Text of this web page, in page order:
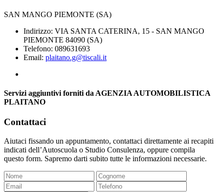
SAN MANGO PIEMONTE (SA)
Indirizzo: VIA SANTA CATERINA, 15 - SAN MANGO
PIEMONTE 84090 (SA)
Telefono: 089631693
Email: plaitano.g@tiscali.it
Servizi aggiuntivi forniti da AGENZIA AUTOMOBILISTICA
PLAITANO
Contattaci
Aiutaci fissando un appuntamento, contattaci direttamente ai recapiti
indicati dell’Autoscuola o Studio Consulenza, oppure compila
questo form. Sapremo darti subito tutte le informazioni necessarie.